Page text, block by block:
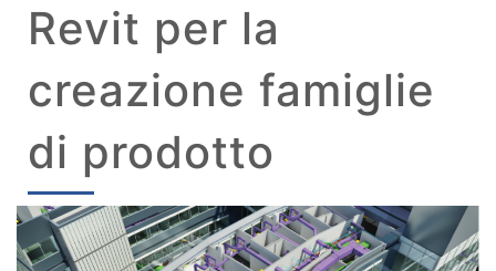
Revit per la
creazione famiglie
di prodotto